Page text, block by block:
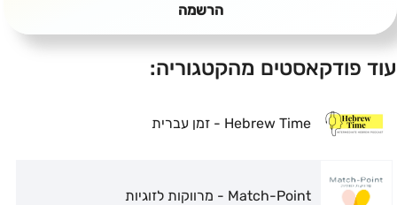
הרשמה
עוד פודקאסטים מהקטגוריה:
Hebrew Time - זמן עברית
Match-Point - מרווקות לזוגיות